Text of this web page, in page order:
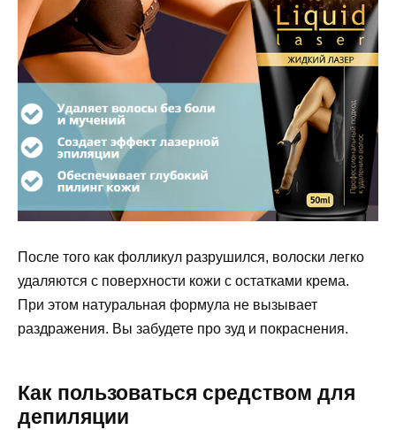
После того как фолликул разрушился, волоски легко
удаляются с поверхности кожи с остатками крема.
При этом натуральная формула не вызывает
раздражения. Вы забудете про зуд и покраснения.
Как пользоваться средством для
депиляции